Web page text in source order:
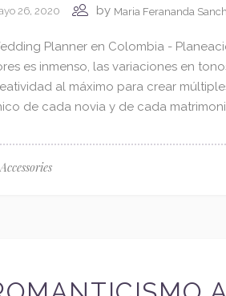
26, 2020 by Maria Ferananda
Planner en Colombia -
es inmenso, las variaciones en
al máximo para crear
de cada novia y de cada
Accessories